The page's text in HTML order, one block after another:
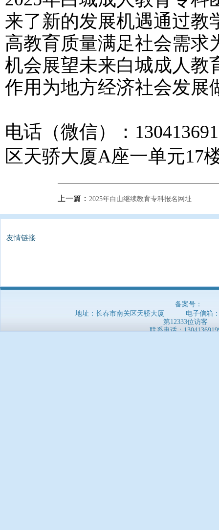
来了新的发展机遇通过教
高教育质量满足社会需求
机会展望未来白城成人教
作用为地方经济社会发展
电话（微信）：
区天骄大厦A座一单元17
上一篇： 2025年白山继续教育专科报名网址
友情链接
备案号：
地址：长春市南关区天骄大厦 电子信箱：
第12333位访客
联系电话：